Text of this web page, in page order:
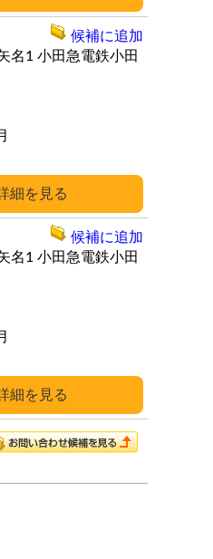
細
名1 小田急電鉄小田
候補に追加
細
名1 小田急電鉄小田
候補に追加